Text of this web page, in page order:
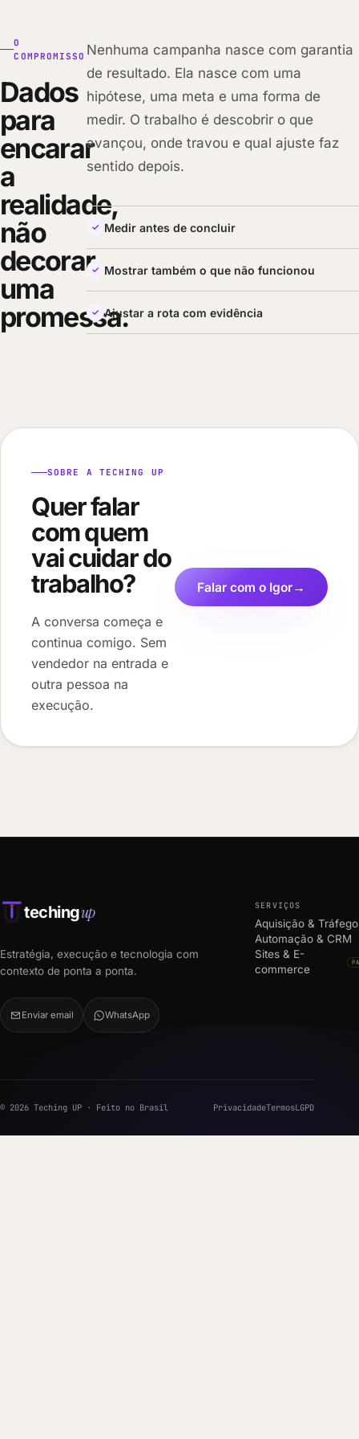
O
COMPROMISSO
Dados
para
encarar
a
realidade,
não
decorar
uma
promessa.
Nenhuma campanha nasce com garantia
de resultado. Ela nasce com uma
hipótese, uma meta e uma forma de
medir. O trabalho é descobrir o que
avançou, onde travou e qual ajuste faz
sentido depois.
Medir antes de concluir
Mostrar também o que não funcionou
Ajustar a rota com evidência
SOBRE A TECHING UP
Quer falar
com quem
vai cuidar do
trabalho?
A conversa começa e
continua comigo. Sem
vendedor na entrada e
outra pessoa na
execução.
Falar com o Igor→
techingup
Estratégia, execução e tecnologia com
contexto de ponta a ponta.
Enviar email WhatsApp
SERVIÇOS
Aquisição & Tráfego
Automação & CRM
Sites & E-
commerce
© 2026 Teching UP · Feito no Brasil PrivacidadeTermosLGPD